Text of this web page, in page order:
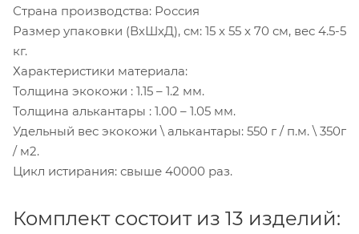
Страна производства: Россия
Размер упаковки (ВхШхД), см: 15 x 55 x 70 см, вес 4.5-5
кг.
Характеристики материала:
Толщина экокожи : 1.15 – 1.2 мм.
Толщина алькантары : 1.00 – 1.05 мм.
Удельный вес экокожи \ алькантары: 550 г / п.м. \ 350г
/ м2.
Цикл истирания: свыше 40000 раз.
Комплект состоит из 13 изделий: